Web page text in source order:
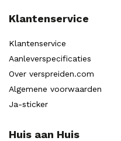
Klantenservice
Klantenservice
Aanleverspecificaties
Over verspreiden.com
Algemene voorwaarden
Ja-sticker
Huis aan Huis